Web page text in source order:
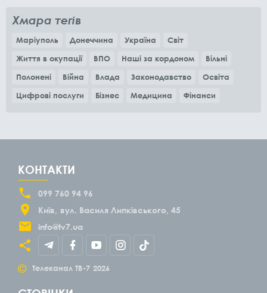
Хмара тегів
Маріуполь Донеччина Україна
Світ
Життя в окупації
ВПО Наші за кордоном
Вільні
Полонені
Війна Влада Законодавство
Освіта
Цифрові послуги
Бізнес Медицина Фінанси
КОНТАКТИ
099 760 94 96
Київ
вул. Василя Липківського, 45
info@tv7.ua
© Телеканал ТВ-7 2026